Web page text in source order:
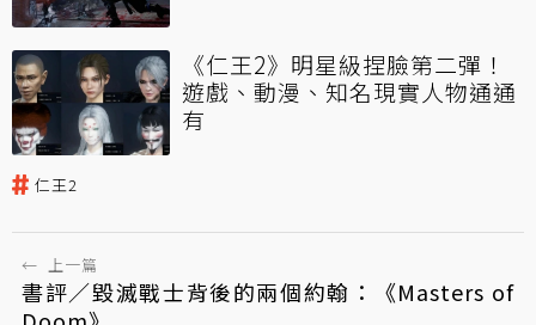
《仁王2》明星級捏臉第二彈！
遊戲、動漫、知名現實人物通通
有
仁王2
← 上一篇
書評／毀滅戰士背後的兩個約翰：《Masters of